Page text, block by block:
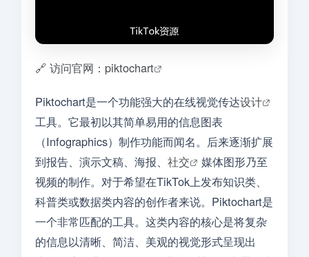
🔗 访问官网：piktochart
Piktochart是一个功能强大的在线视觉传达设计
工具。它最初以其简单易用的信息图表
（Infographics）制作功能而闻名。后来逐渐扩展
到报告、演示文稿、海报、 社交
媒体图形乃至
视频的制作。对于希望在TikTok上发布知识类、
科普类或数据类内容的创作者来说。Piktochart是
一个非常匹配的工具。这类内容的核心是将复杂
的信息以清晰、简洁、美观的视觉形式呈现出